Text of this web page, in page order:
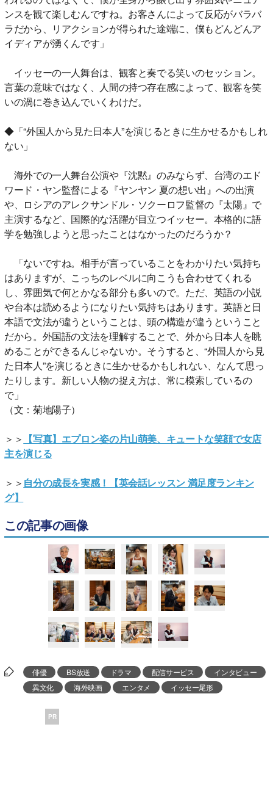
ンスを観て楽しむんですね。お客さんによって反応がバラバ
ラだから、リアクションが得られた途端に、僕もどんどんア
イディアが湧くんです」
イッセーの一人舞台は、観客と奏でる笑いのセッション。
言葉の意味ではなく、人間の持つ存在感によって、観客を笑
いの渦に巻き込んでいくわけだ。
◆「“外国人から見た日本人”を演じるときに生かせるかもしれ
ない」
海外での一人舞台公演や『沈黙』のみならず、台湾のエド
ワード・ヤン監督による『ヤンヤン 夏の想い出』への出演
や、ロシアのアレクサンドル・ソクーロフ監督の『太陽』で
主演するなど、国際的な活躍が目立つイッセー。本格的に語
学を勉強しようと思ったことはなかったのだろうか？
「ないですね。相手が言っていることをわかりたい気持ち
はありますが、こっちのレベルに向こうも合わせてくれる
し、雰囲気で何とかなる部分も多いので。ただ、英語の小説
や台本は読めるようになりたい気持ちはあります。英語と日
本語で文法が違うということは、頭の構造が違うということ
だから。外国語の文法を理解することで、外から日本人を眺
めることができるんじゃないか。そうすると、“外国人から見
た日本人”を演じるときに生かせるかもしれない、なんて思っ
たりします。新しい人物の捉え方は、常に模索しているの
で」
（文：菊地陽子）
＞＞ 【写真】エプロン姿の片山萌美、キュートな笑顔で女店
主を演じる
＞＞ 自分の成長を実感！【英会話レッスン 満足度ランキン
グ】
この記事の画像
俳優 BS放送 ドラマ 配信サービス
インタビュー
異文化
海外映画 エンタメ イッセー尾形
PR